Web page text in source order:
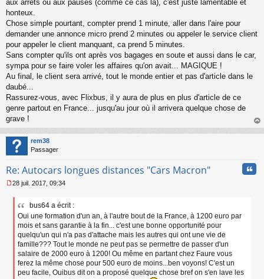
aux arrêts ou aux pauses (comme ce cas là), c'est juste lamentable et
honteux.
Chose simple pourtant, compter prend 1 minute, aller dans l'aire pour
demander une annonce micro prend 2 minutes ou appeler le service client
pour appeler le client manquant, ca prend 5 minutes.
Sans compter qu'ils ont après vos bagages en soute et aussi dans le car,
sympa pour se faire voler les affaires qu'on avait... MAGIQUE !
Au final, le client sera arrivé, tout le monde entier et pas d'article dans le
daubé...
Rassurez-vous, avec Flixbus, il y aura de plus en plus d'article de ce
genre partout en France... jusqu'au jour où il arrivera quelque chose de
grave !
au
rem38
Passager
Re: Autocars longues distances "Cars Macron"
e
28 juil. 2017, 09:34
bus64 a écrit :
Oui une formation d'un an, à l'autre bout de la France, à 1200 euro par
mois et sans garantie à la fin... c'est une bonne opportunité pour
quelqu'un qui n'a pas d'attache mais les autres qui ont une vie de
famille??? Tout le monde ne peut pas se permettre de passer d'un
salaire de 2000 euro à 1200! Ou même en partant chez Faure vous
ferez la même chose pour 500 euro de moins...ben voyons! C'est un
peu facile, Ouibus dit on a proposé quelque chose bref on s'en lave les